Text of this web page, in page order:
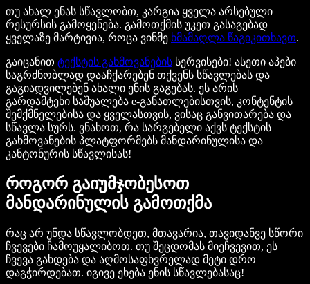
თუ ახალ ენას სწავლობთ, კარგია ყველა არსებული
რესურსის გამოყენება. გამოთქმის უკეთ გასაგებად
ყველაზე მარტივია, როცა ვინმე ხმამაღლა წაგიკითხავთ.
გაიცანით ტექსტის გახმოვანების სერვისები! ასეთი აპები
საგრძნობლად დააჩქარებენ თქვენს სწავლებას და
გაგიადვილებენ ახალი ენის გაგებას. ეს არის
გარდამტეხი საშუალება e-განათლებისთვის, კონტენტის
შემქმნელებისა და ყველასთვის, ვისაც განვითარება და
სწავლა სურს. ვნახოთ, რა სარგებელი აქვს ტექსტის
გახმოვანების პლატფორმებს მანდარინულისა და
კანტონურის სწავლისას!
როგორ გაიუმჯობესოთ
მანდარინულის გამოთქმა
რაც არ უნდა სწავლობდეთ, მთავარია, თავიდანვე სწორი
ჩვევები ჩამოუყალიბოთ. თუ შეცდომას მიეჩვევით, ეს
ჩვევა გახდება და აღმოსაფხვრელად მეტი დრო
დაგჭირდებათ. იგივე ეხება ენის სწავლებასაც!